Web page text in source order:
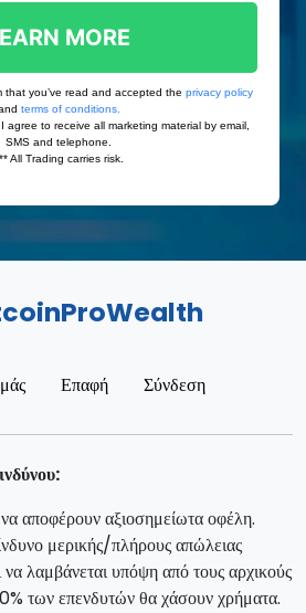
Επαφή Σύνδεση
αποφέρουν αξιοσημείωτα οφέλη.
μερικής/πλήρους απώλειας
λαμβάνεται υπόψη από τους αρχικούς
των επενδυτών θα χάσουν χρήματα.